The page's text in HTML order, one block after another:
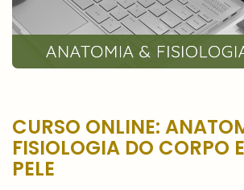
CURSO ONLINE:
FISIOLOGIA DO CORPO E
PELE